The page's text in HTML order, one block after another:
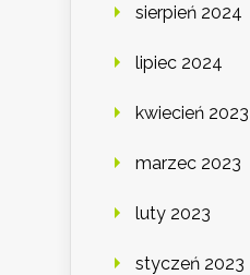
sierpień 2024
lipiec 2024
kwiecień 2023
marzec 2023
luty 2023
styczeń 2023